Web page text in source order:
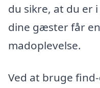
du sikre, at du er
dine gæster får
madoplevelse.
Ved at bruge